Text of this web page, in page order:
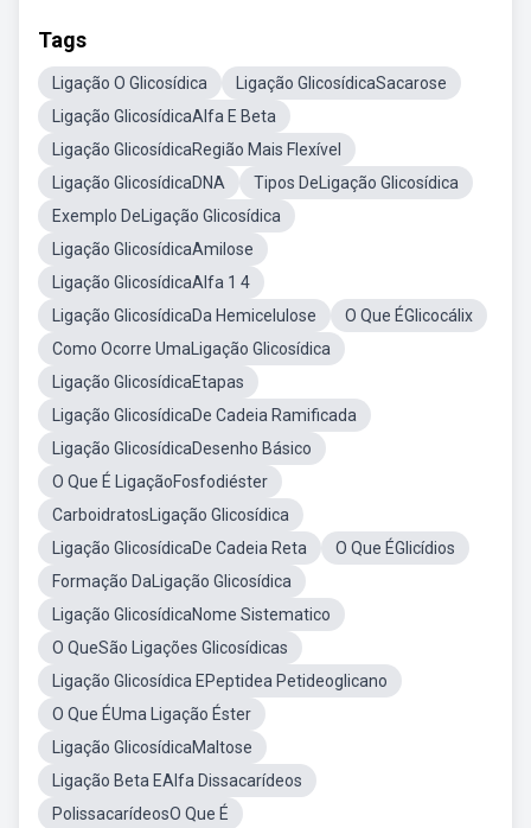
Tags
Ligação O Glicosídica
Ligação GlicosídicaSacarose
Ligação GlicosídicaAlfa E Beta
Ligação GlicosídicaRegião Mais Flexível
Ligação GlicosídicaDNA
Tipos DeLigação Glicosídica
Exemplo DeLigação Glicosídica
Ligação GlicosídicaAmilose
Ligação GlicosídicaAlfa 1 4
Ligação GlicosídicaDa Hemicelulose
O Que ÉGlicocálix
Como Ocorre UmaLigação Glicosídica
Ligação GlicosídicaEtapas
Ligação GlicosídicaDe Cadeia Ramificada
Ligação GlicosídicaDesenho Básico
O Que É LigaçãoFosfodiéster
CarboidratosLigação Glicosídica
Ligação GlicosídicaDe Cadeia Reta
O Que ÉGlicídios
Formação DaLigação Glicosídica
Ligação GlicosídicaNome Sistematico
O QueSão Ligações Glicosídicas
Ligação Glicosídica EPeptidea Petideoglicano
O Que ÉUma Ligação Éster
Ligação GlicosídicaMaltose
Ligação Beta EAlfa Dissacarídeos
PolissacarídeosO Que É